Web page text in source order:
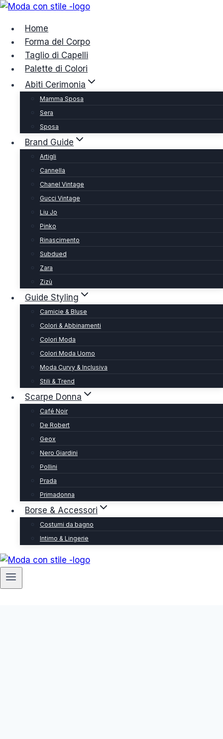
Salta
contenuto
Home
Forma del Corpo
Taglio di Capelli
Palette di Colori
Abiti Cerimonia
Mamma Sposa
Sera
Sposa
Brand Guide
Artigli
Cannella
Chanel Vintage
Gucci Vintage
Liu Jo
Pinko
Rinascimento
Subdued
Zara
Zizù
Guide Styling
Camicie & Bluse
Colori & Abbinamenti
Colori Moda
Colori Moda Uomo
Moda Curvy & Inclusiva
Stili & Trend
Scarpe Donna
Café Noir
De Robert
Geox
Nero Giardini
Pollini
Prada
Primadonna
Borse & Accessori
Costumi da bagno
Intimo & Lingerie